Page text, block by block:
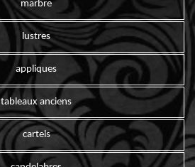
marbre
lustres
appliques
tableaux anciens
cartels